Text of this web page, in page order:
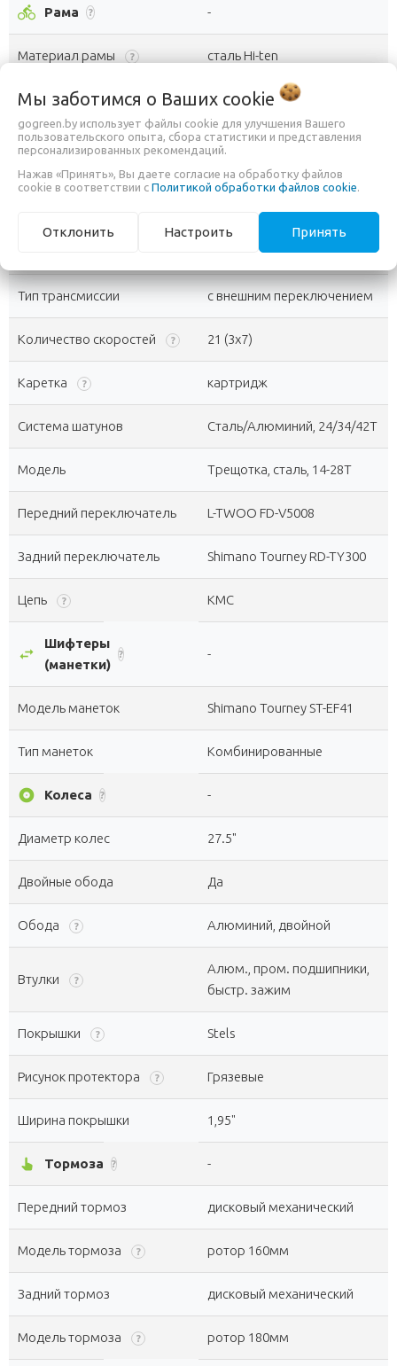
directions_bike Рама ? -
Материал рамы ? сталь Hi-ten
Тип рамы ? Открытая
Размер рамы ?
16, 18
Тип трансмиссии с внешним переключением
Количество скоростей ? 21 (3x7)
Каретка ? картридж
Система шатунов Сталь/Алюминий, 24/34/42Т
Модель Трещотка, сталь, 14-28Т
Передний переключатель L-TWOO FD-V5008
Задний переключатель Shimano Tourney RD-TY300
Цепь ? KMC
swap_horiz
Шифтеры
(манетки)
? -
Модель манеток Shimano Tourney ST-EF41
Тип манеток Комбинированные
album Колеса ? -
Диаметр колес 27.5"
Двойные обода Да
Обода ? Алюминий, двойной
Втулки ?
Алюм., пром. подшипники,
быстр. зажим
Покрышки ? Stels
Рисунок протектора ? Грязевые
Ширина покрышки 1,95"
pan_tool_alt Тормоза ? -
Передний тормоз дисковый механический
Модель тормоза ? ротор 160мм
Задний тормоз дисковый механический
Модель тормоза ? ротор 180мм
Мы заботимся о Ваших cookie
gogreen.by использует файлы cookie для улучшения Вашего
пользовательского опыта, сбора статистики и представления
персонализированных рекомендаций.
Нажав «Принять», Вы даете согласие на обработку файлов
cookie в соответствии с Политикой обработки файлов cookie
Отклонить Настроить Принять